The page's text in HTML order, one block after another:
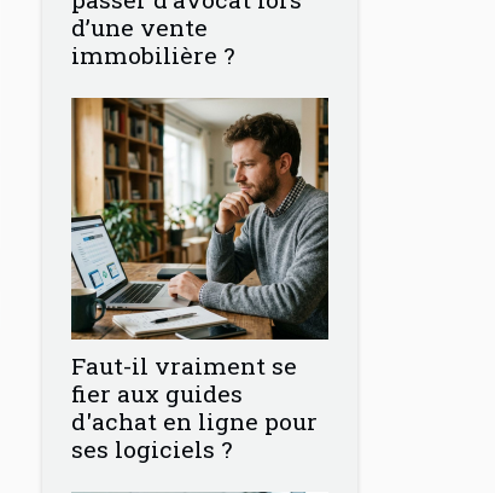
d’une vente
immobilière ?
Faut-il vraiment se
fier aux guides
d'achat en ligne pour
ses logiciels ?